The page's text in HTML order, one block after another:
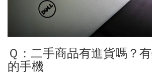
Ｑ：二手商品有進貨嗎？
的手機